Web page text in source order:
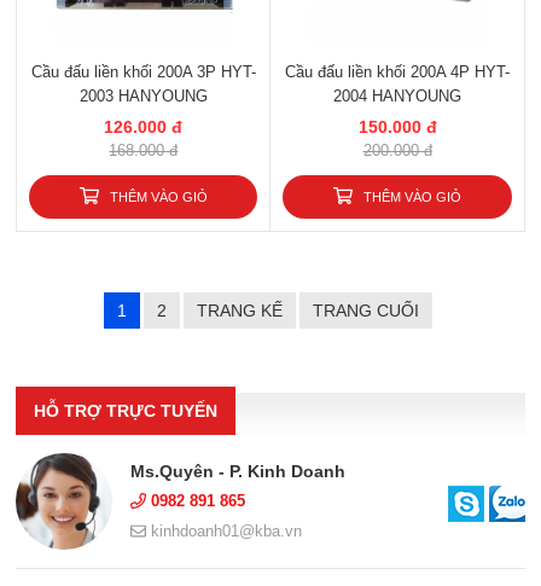
Cầu đấu liền khối 200A 3P HYT-
2003 HANYOUNG
126.000 đ
168.000 đ
THÊM VÀO GIỎ
Cầu đấu liền khối 200A 4P HYT-
2004 HANYOUNG
150.000 đ
200.000 đ
THÊM VÀO GIỎ
1 2 TRANG KẾ TRANG CUỐI
HỖ TRỢ TRỰC TUYẾN
Ms.Quyên - P. Kinh Doanh
0982 891 865
kinhdoanh01@kba.vn